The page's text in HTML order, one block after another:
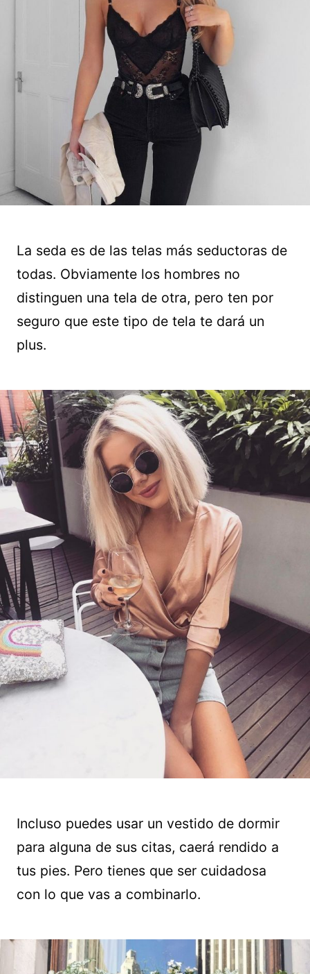
La seda es de las telas más seductoras de
todas. Obviamente los hombres no
distinguen una tela de otra, pero ten por
seguro que este tipo de tela te dará un
plus.
Incluso puedes usar un vestido de dormir
para alguna de sus citas, caerá rendido a
tus pies. Pero tienes que ser cuidadosa
con lo que vas a combinarlo.